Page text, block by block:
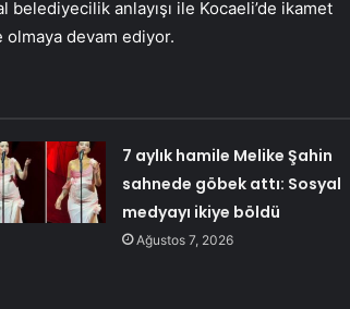
anlayışı ile Kocaeli’de ikamet
olmaya devam ediyor.
7 aylık hamile Melike Şahin
sahnede göbek attı: Sosyal
medyayı ikiye böldü
Ağustos 7, 2026